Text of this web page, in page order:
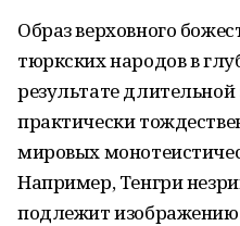
Образ верховного
тюркских народов в
результате
практически
мировых
Например, Тенгри
подлежит